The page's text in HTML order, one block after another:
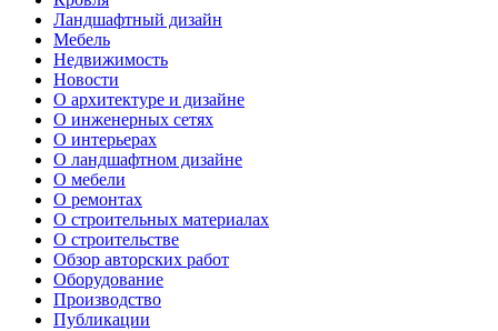
Ландшафтный дизайн
Мебель
Недвижимость
Новости
О архитектуре и дизайне
О инженерных сетях
О интерьерах
О ландшафтном дизайне
О мебели
О ремонтах
О строительных материалах
О строительстве
Обзор авторских работ
Оборудование
Производство
Публикации